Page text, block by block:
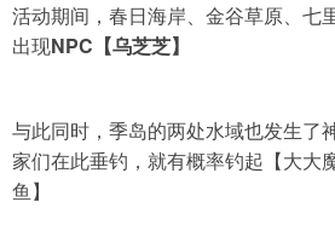
活动期间，春日海岸、金谷草原、七
出现NPC【乌芝芝】
与此同时，季岛的两处水域也发生了
家们在此垂钓，就有概率钓起【大大
鱼】